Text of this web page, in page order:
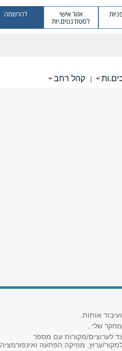
אזור אישי
לסטודנטים.יות
להרשמה
| קהל רחב
שלי..
צד לערוצים/מקורות עם מספר
ערוץ, מוזיקה הפתעה ואינפורמציה.